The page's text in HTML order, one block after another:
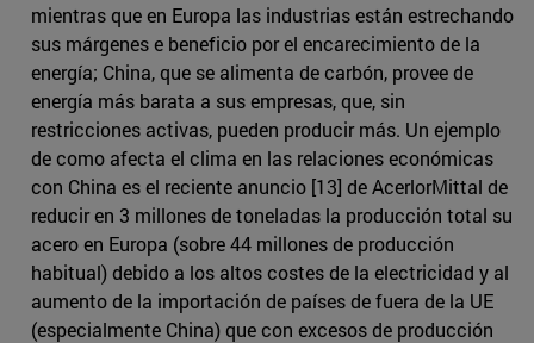
mientras que en Europa las industrias están estrechando
sus márgenes e beneficio por el encarecimiento de la
energía; China, que se alimenta de carbón, provee de
energía más barata a sus empresas, que, sin
restricciones activas, pueden producir más. Un ejemplo
de como afecta el clima en las relaciones económicas
con China es el reciente anuncio [13] de AcerlorMittal de
reducir en 3 millones de toneladas la producción total su
acero en Europa (sobre 44 millones de producción
habitual) debido a los altos costes de la electricidad y al
aumento de la importación de países de fuera de la UE
(especialmente China) que con excesos de producción